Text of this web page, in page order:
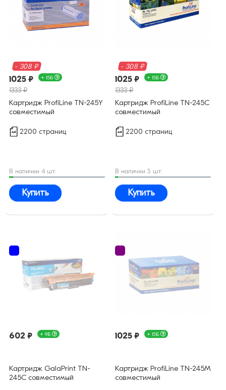
- 308 ₽
1025 ₽ + 15Б
1333 ₽
Картридж ProfiLine TN-245Y
совместимый
2200 страниц
В наличии 4 шт.
Купить
- 308 ₽
1025 ₽ + 15Б
1333 ₽
Картридж ProfiLine TN-245C
совместимый
2200 страниц
В наличии 3 шт.
Купить
602 ₽ + 9Б
Картридж GalaPrint TN-
245C совместимый
1025 ₽ + 15Б
Картридж ProfiLine TN-245M
совместимый